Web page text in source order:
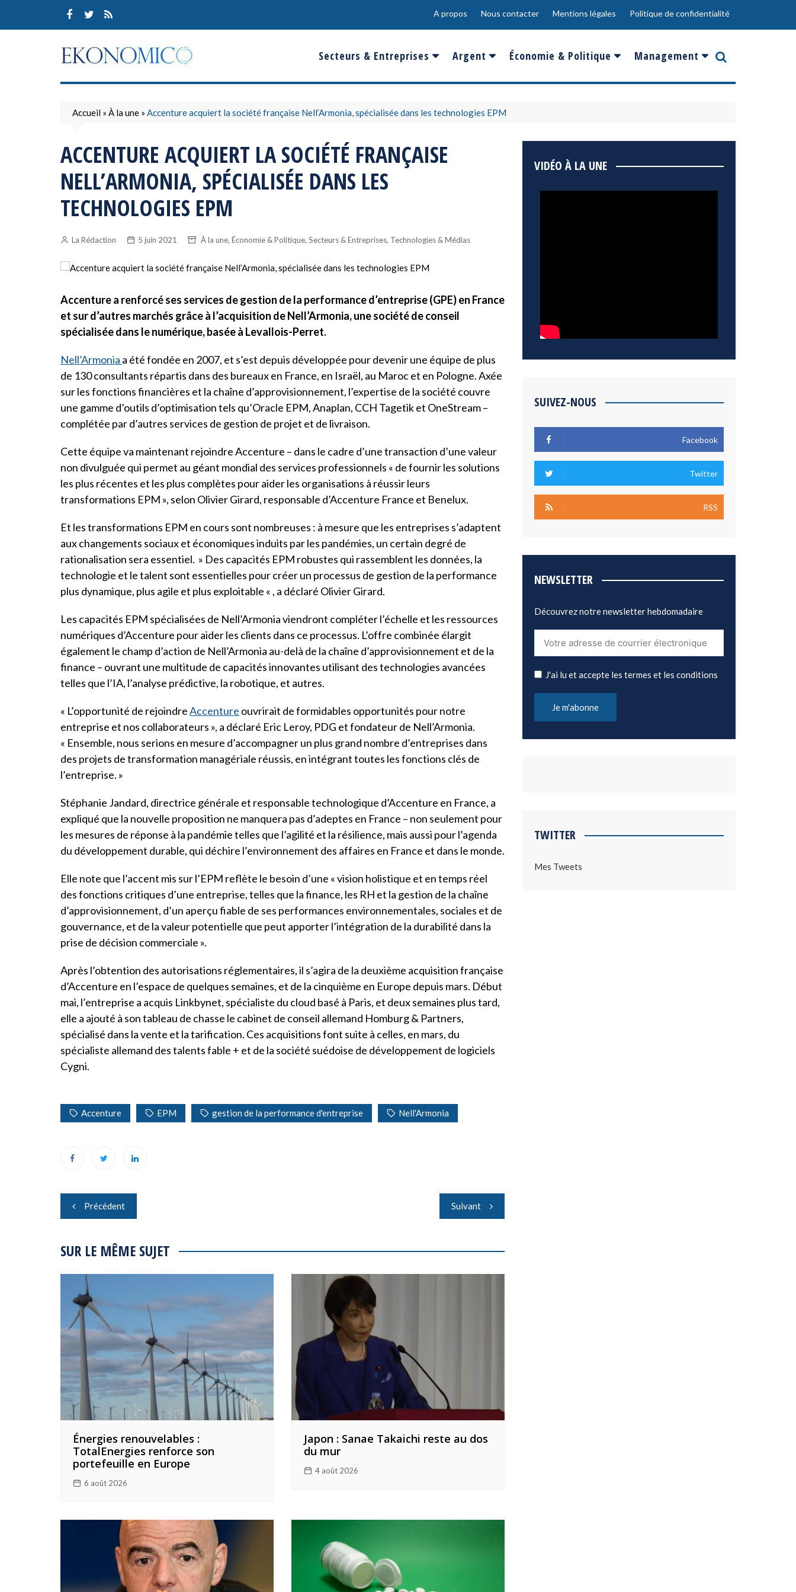
content
A propos Nous contacter Mentions légales Politique de confidentialité
Secteurs & Entreprises
Banques & Finances
Conso & Distrib
Environnement
Défense & Aéronautique
Argent
Salaire
Sport
Epargne & Placements
Économie & Politique
France
Management
Innovation
Accueil » À la une » Accenture acquiert la société française Nell’Armonia, spécialisée dans les technologies EPM
ACCENTURE ACQUIERT LA SOCIÉTÉ FRANÇAISE
NELL’ARMONIA, SPÉCIALISÉE DANS LES
TECHNOLOGIES EPM
La Rédaction 5 juin 2021 À la une, Économie & Politique, Secteurs & Entreprises, Technologies & Médias
Accenture a renforcé ses services de gestion de la performance d’entreprise (GPE) en France
et sur d’autres marchés grâce à l’acquisition de Nell’Armonia, une société de conseil
spécialisée dans le numérique, basée à Levallois-Perret.
Nell’Armonia a été fondée en 2007, et s’est depuis développée pour devenir une équipe de plus
de 130 consultants répartis dans des bureaux en France, en Israël, au Maroc et en Pologne. Axée
sur les fonctions financières et la chaîne d’approvisionnement, l’expertise de la société couvre
une gamme d’outils d’optimisation tels qu’Oracle EPM, Anaplan, CCH Tagetik et OneStream –
complétée par d’autres services de gestion de projet et de livraison.
Cette équipe va maintenant rejoindre Accenture – dans le cadre d’une transaction d’une valeur
non divulguée qui permet au géant mondial des services professionnels « de fournir les solutions
les plus récentes et les plus complètes pour aider les organisations à réussir leurs
transformations EPM », selon Olivier Girard, responsable d’Accenture France et Benelux.
Et les transformations EPM en cours sont nombreuses : à mesure que les entreprises s’adaptent
aux changements sociaux et économiques induits par les pandémies, un certain degré de
rationalisation sera essentiel. » Des capacités EPM robustes qui rassemblent les données, la
technologie et le talent sont essentielles pour créer un processus de gestion de la performance
plus dynamique, plus agile et plus exploitable « , a déclaré Olivier Girard.
Les capacités EPM spécialisées de Nell’Armonia viendront compléter l’échelle et les ressources
numériques d’Accenture pour aider les clients dans ce processus. L’offre combinée élargit
également le champ d’action de Nell’Armonia au-delà de la chaîne d’approvisionnement et de la
finance – ouvrant une multitude de capacités innovantes utilisant des technologies avancées
telles que l’IA, l’analyse prédictive, la robotique, et autres.
« L’opportunité de rejoindreAccenture ouvrirait de formidables opportunités pour notre
entreprise et nos collaborateurs », a déclaré Eric Leroy, PDG et fondateur de Nell’Armonia.
« Ensemble, nous serions en mesure d’accompagner un plus grand nombre d’entreprises dans
des projets de transformation managériale réussis, en intégrant toutes les fonctions clés de
l’entreprise. »
Stéphanie Jandard, directrice générale et responsable technologique d’Accenture en France, a
expliqué que la nouvelle proposition ne manquera pas d’adeptes en France – non seulement pour
les mesures de réponse à la pandémie telles que l’agilité et la résilience, mais aussi pour l’agenda
du développement durable, qui déchire l’environnement des affaires en France et dans le monde.
Elle note que l’accent mis sur l’EPM reflète le besoin d’une « vision holistique et en temps réel
des fonctions critiques d’une entreprise, telles que la finance, les RH et la gestion de la chaîne
d’approvisionnement, d’un aperçu fiable de ses performances environnementales, sociales et de
gouvernance, et de la valeur potentielle que peut apporter l’intégration de la durabilité dans la
prise de décision commerciale ».
Après l’obtention des autorisations réglementaires, il s’agira de la deuxième acquisition française
d’Accenture en l’espace de quelques semaines, et de la cinquième en Europe depuis mars. Début
mai, l’entreprise a acquis Linkbynet, spécialiste du cloud basé à Paris, et deux semaines plus tard,
elle a ajouté à son tableau de chasse le cabinet de conseil allemand Homburg & Partners,
spécialisé dans la vente et la tarification. Ces acquisitions font suite à celles, en mars, du
spécialiste allemand des talents fable + et de la société suédoise de développement de logiciels
Cygni.
Accenture EPM gestion de la performance d'entreprise Nell'Armonia
Navigation
de
l’article
Précédent Suivant
SUR LE MÊME SUJET
Énergies renouvelables :
TotalEnergies renforce son
portefeuille en Europe
6 août 2026
Japon : Sanae Takaichi reste au dos
du mur
4 août 2026
VIDÉO À LA UNE
SUIVEZ-NOUS
Facebook
Twitter
RSS
NEWSLETTER
Découvrez notre newsletter hebdomadaire
J'ai lu et accepte les termes et les conditions
TWITTER
Mes Tweets